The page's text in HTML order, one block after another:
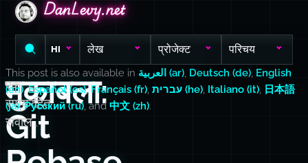
DanLevy.net
DanLevy.net
DanLevy.net
HI लेख प्रोजेक्ट परिचय
मुकाबला:
Git
एक
समयरहित
सवाल...
This post is also available in العربية (ar), Deutsch (de), English
(en),Español (es), Français (fr), עברית (he), Italiano (it), 日本語
(ja),Русский (ru), and 中文 (zh).